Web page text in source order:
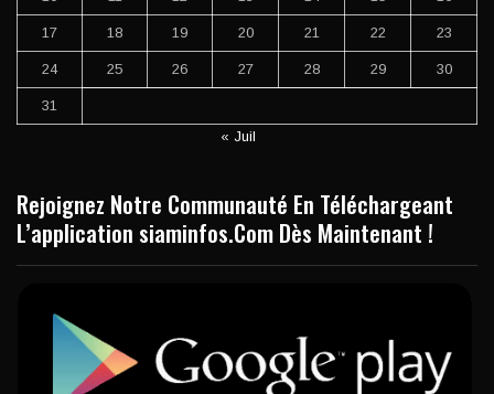
17 18 19 20 21 22 23
24 25 26 27 28 29 30
31
« Juil
Rejoignez Notre Communauté En Téléchargeant
L’application siaminfos.Com Dès Maintenant !